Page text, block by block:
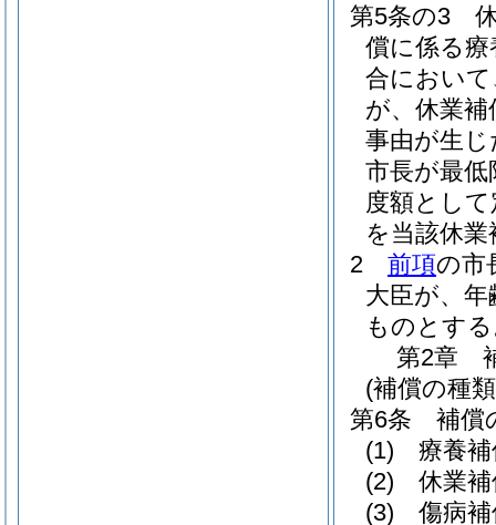
第5条の3
償に係る
合におい
が、休業
事由が生
市長が最
度額とし
を当該休
2
前項の市
大臣が、
ものとす
第2章
(補償の種
第6条
補償
(1)
療養
(2)
休業
(3)
傷病